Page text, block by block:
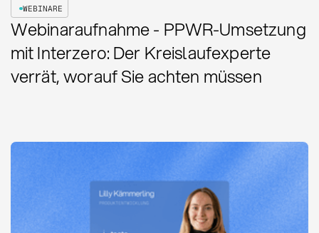
WEBINARE
Webinaraufnahme - PPWR-Umsetzung
mit Interzero: Der Kreislaufexperte
verrät, worauf Sie achten müssen